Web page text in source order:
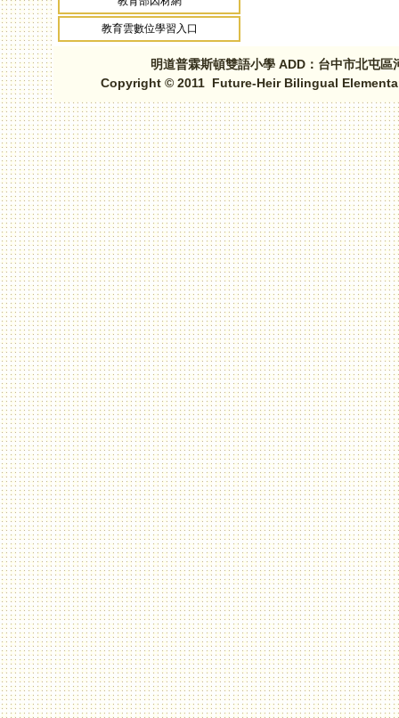
教育雲數位學習入口
明道普霖斯頓雙語小學 ADD：台中市北屯
Copyright © 2011 Future-Heir Bilingual